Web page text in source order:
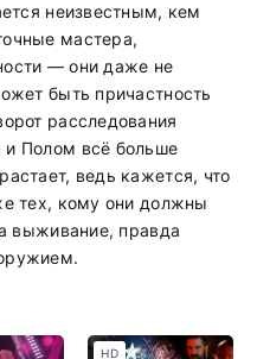
неизвестным, кем
мастера,
— они даже не
быть причастность
расследования
Полом всё больше
ведь кажется, что
тех, кому они должны
выживание, правда
HD